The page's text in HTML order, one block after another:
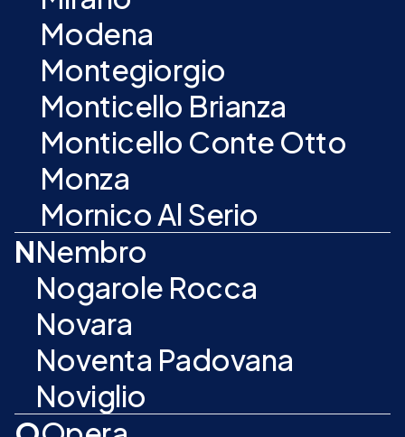
Modena
Montegiorgio
Monticello Brianza
Monticello Conte Otto
Monza
Mornico Al Serio
NNembro
Nogarole Rocca
Novara
Noventa Padovana
Noviglio